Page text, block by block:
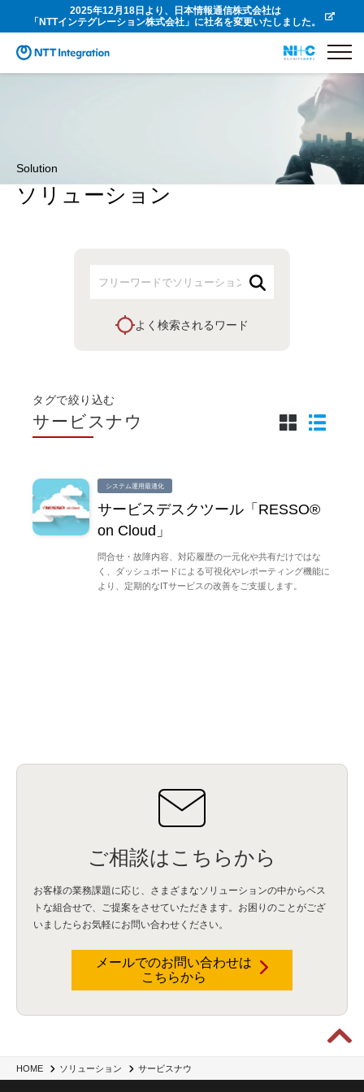
2025年12月18日より、日本情報通信株式会社は
「NTTインテグレーション株式会社」に社名を変更いたしました。
Solution
ソリューション
HOME ソリューション サービスナウ
よく検索されるワード
タグで絞り込む
サービスナウ
システム運用最適化
サービスデスクツール「RESSO®
on Cloud」
問合せ・故障内容、対応履歴の一元化や共有だけではな
く、ダッシュボードによる可視化やレポーティング機能に
より、定期的なITサービスの改善をご支援します。
ご相談はこちらから
お客様の業務課題に応じ、さまざまなソリューションの中からベス
トな組合せで、
ご提案をさせていただきます。お困りのことがござ
いましたらお気軽にお問い合わせください。
メールでのお問い合わせは
こちらから